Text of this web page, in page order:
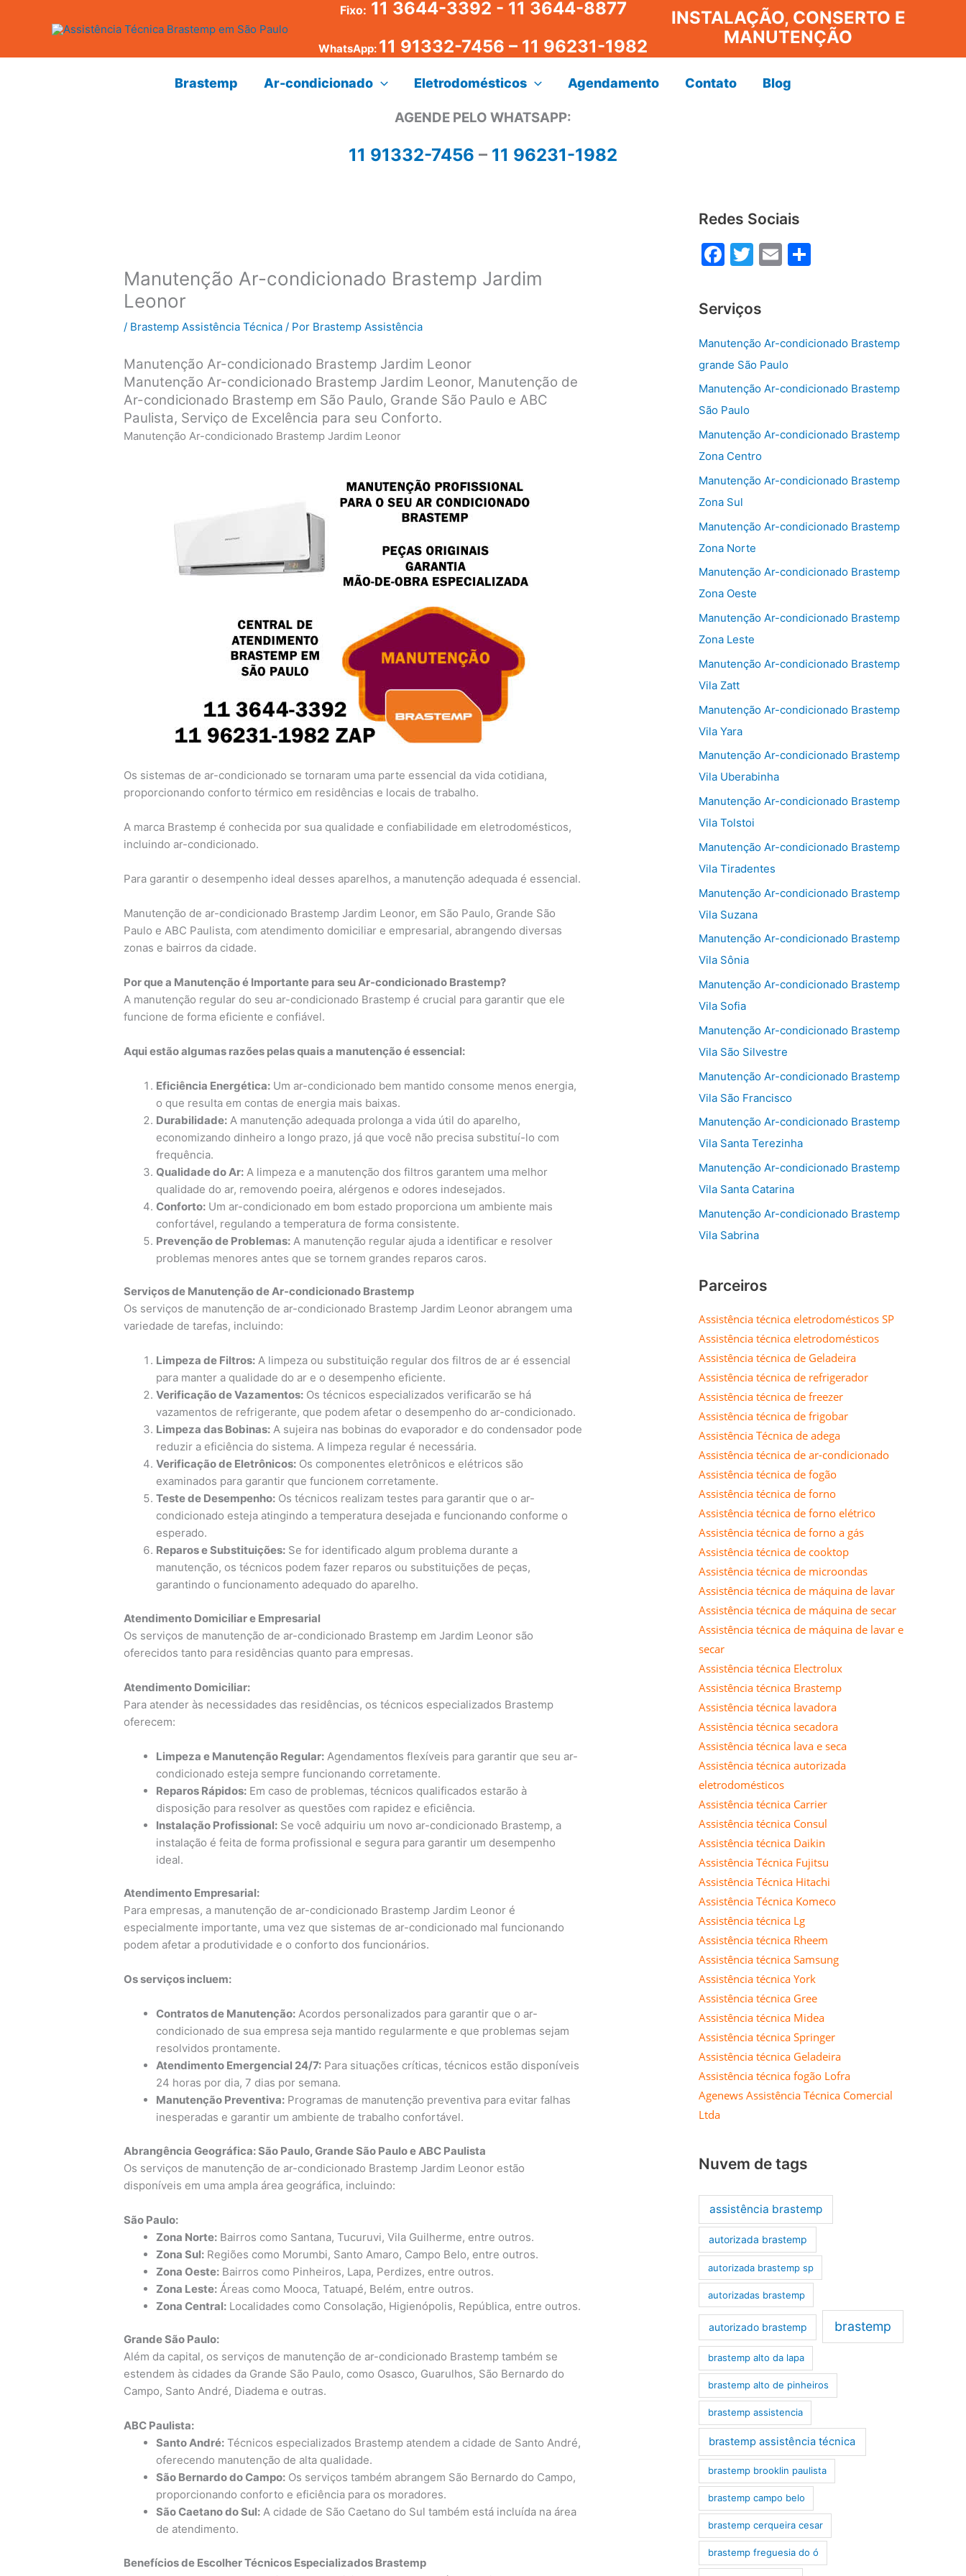
conteúdo
Fixo: 11 3644-3392 - 11 3644-8877
WhatsApp: 11 91332-7456 – 11 96231-1982
INSTALAÇÃO, CONSERTO E
MANUTENÇÃO
Brastemp Ar-condicionado Eletrodomésticos Agendamento Contato Blog
AGENDE PELO WHATSAPP:
11 91332-7456 – 11 96231-1982
Manutenção Ar-condicionado Brastemp Jardim
Leonor
/ Brastemp Assistência Técnica / Por Brastemp Assistência
Manutenção Ar-condicionado Brastemp Jardim Leonor
Manutenção Ar-condicionado Brastemp Jardim Leonor, Manutenção de
Ar-condicionado Brastemp em São Paulo, Grande São Paulo e ABC
Paulista, Serviço de Excelência para seu Conforto.
Manutenção Ar-condicionado Brastemp Jardim Leonor
Os sistemas de ar-condicionado se tornaram uma parte essencial da vida cotidiana,
proporcionando conforto térmico em residências e locais de trabalho.
A marca Brastemp é conhecida por sua qualidade e confiabilidade em eletrodomésticos,
incluindo ar-condicionado.
Para garantir o desempenho ideal desses aparelhos, a manutenção adequada é essencial.
Manutenção de ar-condicionado Brastemp Jardim Leonor, em São Paulo, Grande São
Paulo e ABC Paulista, com atendimento domiciliar e empresarial, abrangendo diversas
zonas e bairros da cidade.
Por que a Manutenção é Importante para seu Ar-condicionado Brastemp?
A manutenção regular do seu ar-condicionado Brastemp é crucial para garantir que ele
funcione de forma eficiente e confiável.
Aqui estão algumas razões pelas quais a manutenção é essencial:
Eficiência Energética: Um ar-condicionado bem mantido consome menos energia,
o que resulta em contas de energia mais baixas.
Durabilidade: A manutenção adequada prolonga a vida útil do aparelho,
economizando dinheiro a longo prazo, já que você não precisa substituí-lo com
frequência.
Qualidade do Ar: A limpeza e a manutenção dos filtros garantem uma melhor
qualidade do ar, removendo poeira, alérgenos e odores indesejados.
Conforto: Um ar-condicionado em bom estado proporciona um ambiente mais
confortável, regulando a temperatura de forma consistente.
Prevenção de Problemas: A manutenção regular ajuda a identificar e resolver
problemas menores antes que se tornem grandes reparos caros.
Serviços de Manutenção de Ar-condicionado Brastemp
Os serviços de manutenção de ar-condicionado Brastemp Jardim Leonor abrangem uma
variedade de tarefas, incluindo:
Limpeza de Filtros: A limpeza ou substituição regular dos filtros de ar é essencial
para manter a qualidade do ar e o desempenho eficiente.
Verificação de Vazamentos: Os técnicos especializados verificarão se há
vazamentos de refrigerante, que podem afetar o desempenho do ar-condicionado.
Limpeza das Bobinas: A sujeira nas bobinas do evaporador e do condensador pode
reduzir a eficiência do sistema. A limpeza regular é necessária.
Verificação de Eletrônicos: Os componentes eletrônicos e elétricos são
examinados para garantir que funcionem corretamente.
Teste de Desempenho: Os técnicos realizam testes para garantir que o ar-
condicionado esteja atingindo a temperatura desejada e funcionando conforme o
esperado.
Reparos e Substituições: Se for identificado algum problema durante a
manutenção, os técnicos podem fazer reparos ou substituições de peças,
garantindo o funcionamento adequado do aparelho.
Atendimento Domiciliar e Empresarial
Os serviços de manutenção de ar-condicionado Brastemp em Jardim Leonor são
oferecidos tanto para residências quanto para empresas.
Atendimento Domiciliar:
Para atender às necessidades das residências, os técnicos especializados Brastemp
oferecem:
Limpeza e Manutenção Regular: Agendamentos flexíveis para garantir que seu ar-
condicionado esteja sempre funcionando corretamente.
Reparos Rápidos: Em caso de problemas, técnicos qualificados estarão à
disposição para resolver as questões com rapidez e eficiência.
Instalação Profissional: Se você adquiriu um novo ar-condicionado Brastemp, a
instalação é feita de forma profissional e segura para garantir um desempenho
ideal.
Atendimento Empresarial:
Para empresas, a manutenção de ar-condicionado Brastemp Jardim Leonor é
especialmente importante, uma vez que sistemas de ar-condicionado mal funcionando
podem afetar a produtividade e o conforto dos funcionários.
Os serviços incluem:
Contratos de Manutenção: Acordos personalizados para garantir que o ar-
condicionado de sua empresa seja mantido regularmente e que problemas sejam
resolvidos prontamente.
Atendimento Emergencial 24/7: Para situações críticas, técnicos estão disponíveis
24 horas por dia, 7 dias por semana.
Manutenção Preventiva: Programas de manutenção preventiva para evitar falhas
inesperadas e garantir um ambiente de trabalho confortável.
Abrangência Geográfica: São Paulo, Grande São Paulo e ABC Paulista
Os serviços de manutenção de ar-condicionado Brastemp Jardim Leonor estão
disponíveis em uma ampla área geográfica, incluindo:
São Paulo:
Zona Norte: Bairros como Santana, Tucuruvi, Vila Guilherme, entre outros.
Zona Sul: Regiões como Morumbi, Santo Amaro, Campo Belo, entre outros.
Zona Oeste: Bairros como Pinheiros, Lapa, Perdizes, entre outros.
Zona Leste: Áreas como Mooca, Tatuapé, Belém, entre outros.
Zona Central: Localidades como Consolação, Higienópolis, República, entre outros.
Grande São Paulo:
Além da capital, os serviços de manutenção de ar-condicionado Brastemp também se
estendem às cidades da Grande São Paulo, como Osasco, Guarulhos, São Bernardo do
Campo, Santo André, Diadema e outras.
ABC Paulista:
Santo André: Técnicos especializados Brastemp atendem a cidade de Santo André,
oferecendo manutenção de alta qualidade.
São Bernardo do Campo: Os serviços também abrangem São Bernardo do Campo,
proporcionando conforto e eficiência para os moradores.
São Caetano do Sul: A cidade de São Caetano do Sul também está incluída na área
de atendimento.
Benefícios de Escolher Técnicos Especializados Brastemp
Redes Sociais
F
c
e
b
o
o
k
T
itt
er
E
Serviços
Manutenção Ar-condicionado Brastemp
grande São Paulo
Manutenção Ar-condicionado Brastemp
São Paulo
Manutenção Ar-condicionado Brastemp
Zona Centro
Manutenção Ar-condicionado Brastemp
Zona Sul
Manutenção Ar-condicionado Brastemp
Zona Norte
Manutenção Ar-condicionado Brastemp
Zona Oeste
Manutenção Ar-condicionado Brastemp
Zona Leste
Manutenção Ar-condicionado Brastemp
Vila Zatt
Manutenção Ar-condicionado Brastemp
Vila Yara
Manutenção Ar-condicionado Brastemp
Vila Uberabinha
Manutenção Ar-condicionado Brastemp
Vila Tolstoi
Manutenção Ar-condicionado Brastemp
Vila Tiradentes
Manutenção Ar-condicionado Brastemp
Vila Suzana
Manutenção Ar-condicionado Brastemp
Vila Sônia
Manutenção Ar-condicionado Brastemp
Vila Sofia
Manutenção Ar-condicionado Brastemp
Vila São Silvestre
Manutenção Ar-condicionado Brastemp
Vila São Francisco
Manutenção Ar-condicionado Brastemp
Vila Santa Terezinha
Manutenção Ar-condicionado Brastemp
Vila Santa Catarina
Manutenção Ar-condicionado Brastemp
Vila Sabrina
Parceiros
Assistência técnica eletrodomésticos SP
Assistência técnica eletrodomésticos
Assistência técnica de Geladeira
Assistência técnica de refrigerador
Assistência técnica de freezer
Assistência técnica de frigobar
Assistência Técnica de adega
Assistência técnica de ar-condicionado
Assistência técnica de fogão
Assistência técnica de forno
Assistência técnica de forno elétrico
Assistência técnica de forno a gás
Assistência técnica de cooktop
Assistência técnica de microondas
Assistência técnica de máquina de lavar
Assistência técnica de máquina de secar
Assistência técnica de máquina de lavar e
secar
Assistência técnica Electrolux
Assistência técnica Brastemp
Assistência técnica lavadora
Assistência técnica secadora
Assistência técnica lava e seca
Assistência técnica autorizada
eletrodomésticos
Assistência técnica Carrier
Assistência técnica Consul
Assistência técnica Daikin
Assistência Técnica Fujitsu
Assistência Técnica Hitachi
Assistência Técnica Komeco
Assistência técnica Lg
Assistência técnica Rheem
Assistência técnica Samsung
Assistência técnica York
Assistência técnica Gree
Assistência técnica Midea
Assistência técnica Springer
Assistência técnica Geladeira
Assistência técnica fogão Lofra
Agenews Assistência Técnica Comercial
Ltda
Nuvem de tags
assistência brastemp
autorizada brastemp
autorizada brastemp sp
autorizadas brastemp
autorizado brastemp brastemp
brastemp alto da lapa
brastemp alto de pinheiros
brastemp assistencia
brastemp assistência técnica
brastemp brooklin paulista
brastemp campo belo
brastemp cerqueira cesar
brastemp freguesia do ó